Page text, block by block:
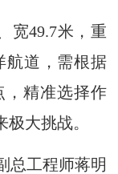
49.7米，重
航道，需根据
，精准选择作
大挑战。
工程师蒋明